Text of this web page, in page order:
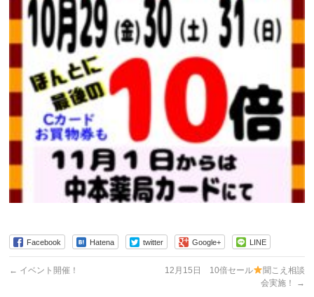
Facebook Hatena twitter Google+ LINE
← イベント開催！ 12月15日 10倍セール
聞こえ相談
会実施！
→